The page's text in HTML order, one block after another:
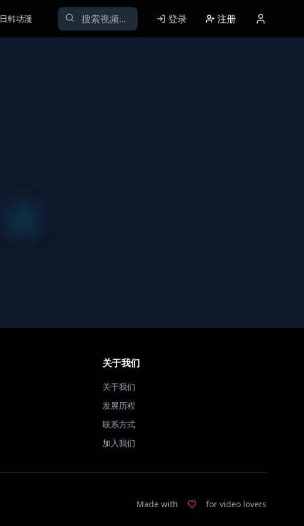
日韩动漫 登录 注册
关于我们
关于我们
发展历程
联系方式
加入我们
Made with for video lovers